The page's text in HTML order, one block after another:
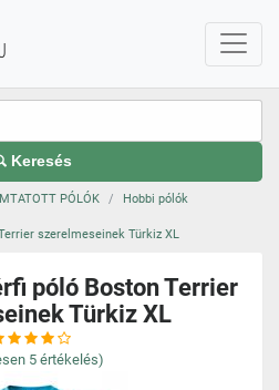
Keresés
PÓLÓK
Hobbi pólók
szerelmeseinek Türkiz XL
póló Boston Terrier
Türkiz XL
5 értékelés)